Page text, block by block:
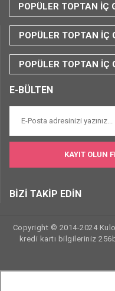
POPÜLER TOPTAN İÇ
POPÜLER TOPTAN İÇ
POPÜLER TOPTAN İÇ
E-BÜLTEN
KAYIT OLUN
BİZİ TAKİP EDİN
Copyright © 2014-2024
kredi kartı bilgileriniz